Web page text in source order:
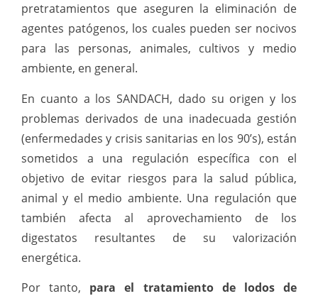
pretratamientos que aseguren la eliminación de
agentes patógenos, los cuales pueden ser nocivos
para las personas, animales, cultivos y medio
ambiente, en general.
En cuanto a los SANDACH, dado su origen y los
problemas derivados de una inadecuada gestión
(enfermedades y crisis sanitarias en los 90’s), están
sometidos a una regulación específica con el
objetivo de evitar riesgos para la salud pública,
animal y el medio ambiente. Una regulación que
también afecta al aprovechamiento de los
digestatos resultantes de su valorización
energética.
Por tanto, para el tratamiento de lodos de